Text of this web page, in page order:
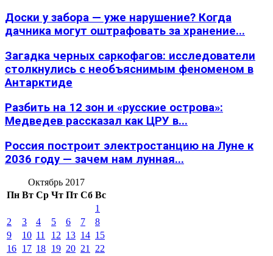
Доски у забора — уже нарушение? Когда
дачника могут оштрафовать за хранение...
Загадка черных саркофагов: исследователи
столкнулись с необъяснимым феноменом в
Антарктиде
Разбить на 12 зон и «русские острова»:
Медведев рассказал как ЦРУ в...
Россия построит электростанцию на Луне к
2036 году — зачем нам лунная...
Октябрь 2017
Пн Вт Ср Чт Пт Сб Вс
1
2
3 4 5 6 7
8
9
10 11 12 13 14 15
16 17 18 19 20 21
22